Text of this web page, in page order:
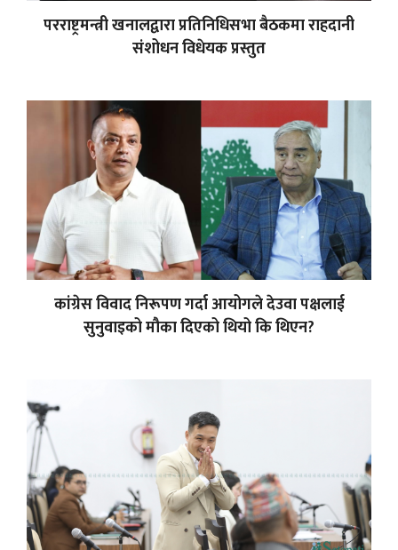
परराष्ट्रमन्त्री खनालद्वारा प्रतिनिधिसभा बैठकमा राहदानी
संशोधन विधेयक प्रस्तुत
कांग्रेस विवाद निरूपण गर्दा आयोगले देउवा पक्षलाई
सुनुवाइको मौका दिएको थियो कि थिएन?